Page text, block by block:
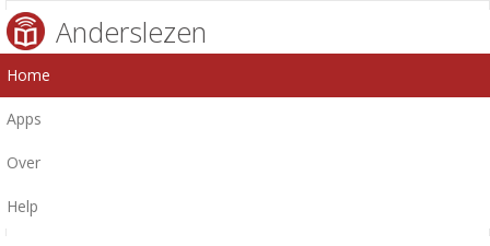
Anderslezen
Home
Apps
Over
Help